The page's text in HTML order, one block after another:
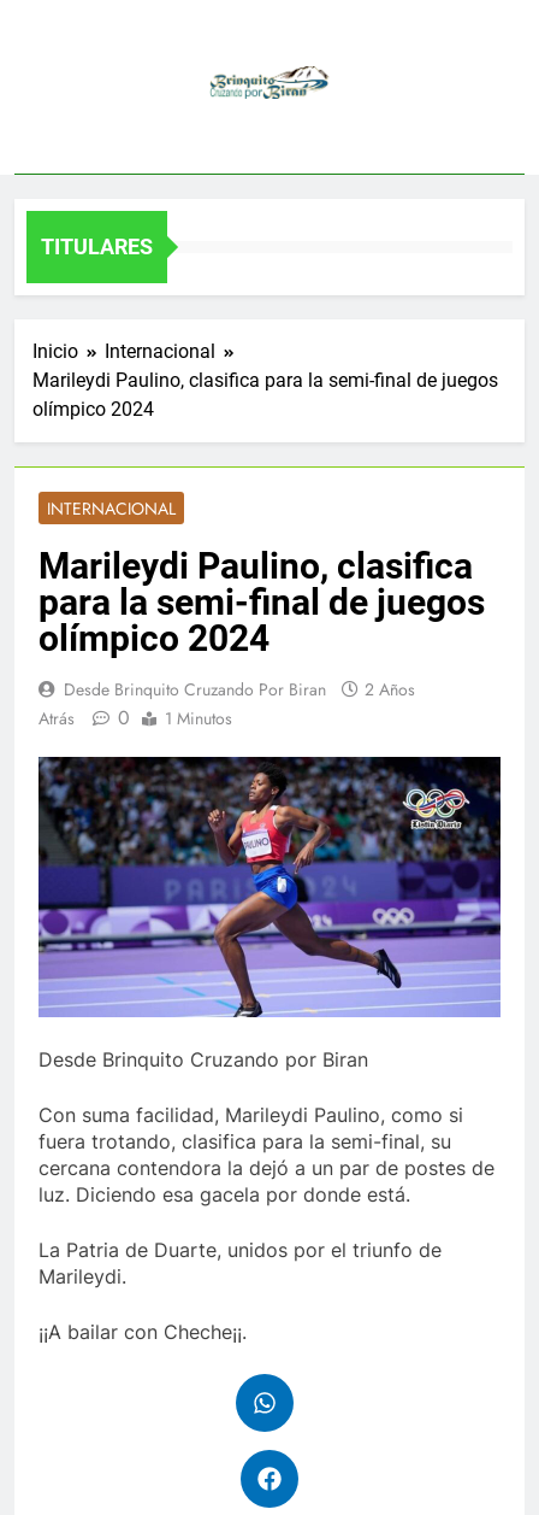
TITULARES
Inicio
Internacional
Marileydi Paulino, clasifica para la semi-final de juegos
olímpico 2024
INTERNACIONAL
Marileydi Paulino, clasifica
para la semi-final de juegos
olímpico 2024
Desde Brinquito Cruzando Por Biran
2 Años
Atrás
0 1 Minutos
Desde Brinquito Cruzando por Biran
Con suma facilidad, Marileydi Paulino, como si
fuera trotando, clasifica para la semi-final, su
cercana contendora la dejó a un par de postes de
luz. Diciendo esa gacela por donde está.
La Patria de Duarte, unidos por el triunfo de
Marileydi.
¡¡A bailar con Cheche¡¡.